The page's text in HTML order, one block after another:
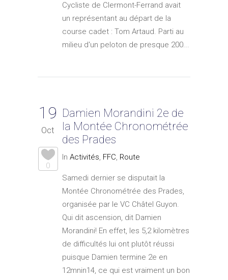
Cycliste de Clermont-Ferrand avait
un représentant au départ de la
course cadet : Tom Artaud. Parti au
milieu d'un peloton de presque 200...
19
Oct
0
Damien Morandini 2e de
la Montée Chronométrée
des Prades
In Activités, FFC, Route
Samedi dernier se disputait la
Montée Chronométrée des Prades,
organisée par le VC Châtel Guyon.
Qui dit ascension, dit Damien
Morandini! En effet, les 5,2 kilomètres
de difficultés lui ont plutôt réussi
puisque Damien termine 2e en
12mnin14, ce qui est vraiment un bon